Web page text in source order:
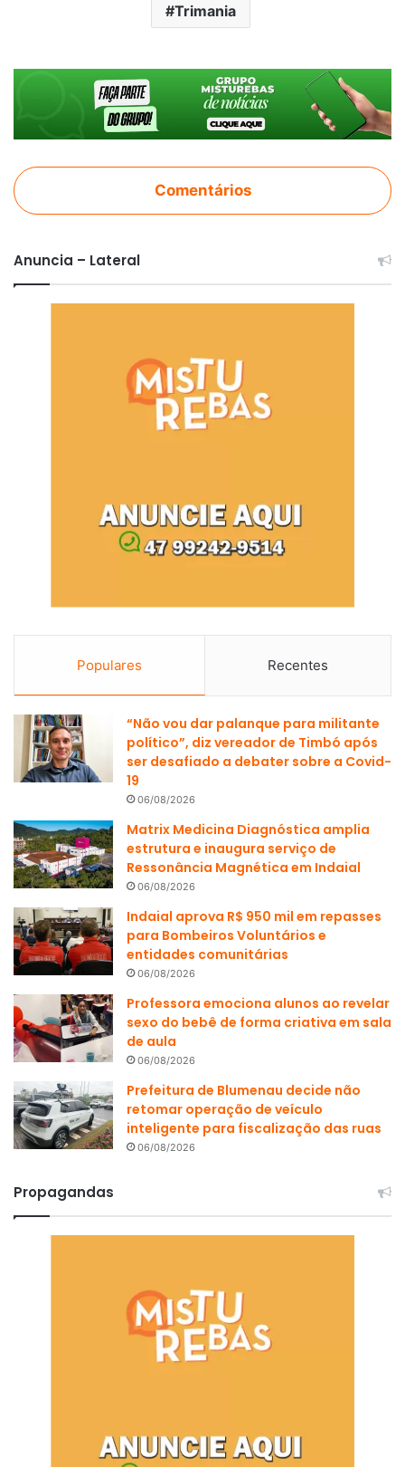
Trimania
Comentários
Anuncia – Lateral
Populares Recentes
“Não vou dar palanque para militante
político”, diz vereador de Timbó após
ser desafiado a debater sobre a Covid-
19
06/08/2026
Matrix Medicina Diagnóstica amplia
estrutura e inaugura serviço de
Ressonância Magnética em Indaial
06/08/2026
Indaial aprova R$ 950 mil em repasses
para Bombeiros Voluntários e
entidades comunitárias
06/08/2026
Professora emociona alunos ao revelar
sexo do bebê de forma criativa em sala
de aula
06/08/2026
Prefeitura de Blumenau decide não
retomar operação de veículo
inteligente para fiscalização das ruas
06/08/2026
Propagandas